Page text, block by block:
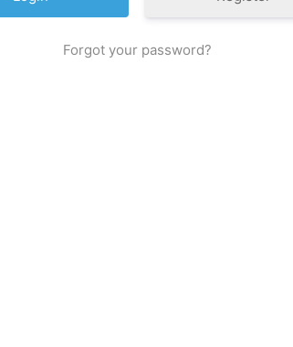
Forgot your password?